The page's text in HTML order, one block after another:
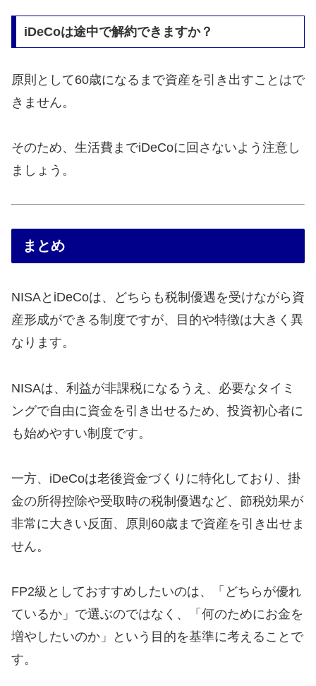
iDeCoは途中で解約できますか？
原則として60歳になるまで資産を引き出すことはで
きません。
そのため、生活費までiDeCoに回さないよう注意し
ましょう。
まとめ
NISAとiDeCoは、どちらも税制優遇を受けながら資
産形成ができる制度ですが、目的や特徴は大きく異
なります。
NISAは、利益が非課税になるうえ、必要なタイミ
ングで自由に資金を引き出せるため、投資初心者に
も始めやすい制度です。
一方、iDeCoは老後資金づくりに特化しており、掛
金の所得控除や受取時の税制優遇など、節税効果が
非常に大きい反面、原則60歳まで資産を引き出せま
せん。
FP2級としておすすめしたいのは、「どちらが優れ
ているか」で選ぶのではなく、「何のためにお金を
増やしたいのか」という目的を基準に考えることで
す。